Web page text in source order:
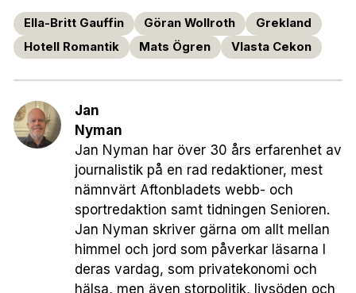
Ella-Britt Gauffin Göran Wollroth
Grekland
Hotell Romantik
Mats Ögren Vlasta Cekon
Jan
Nyman
Jan Nyman har över 30 års erfarenhet av
journalistik på en rad redaktioner, mest
nämnvärt Aftonbladets webb- och
sportredaktion samt tidningen Senioren.
Jan Nyman skriver gärna om allt mellan
himmel och jord som påverkar läsarna I
deras vardag, som privatekonomi och
hälsa, men även storpolitik, livsöden och